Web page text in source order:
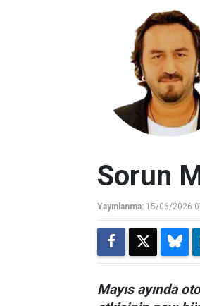
Sorun
Yayınlanma: 15/06/2026
Mayıs ayında